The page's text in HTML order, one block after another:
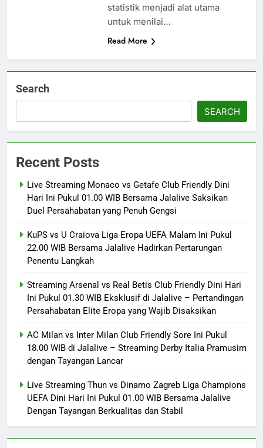
statistik menjadi alat utama
untuk menilai…
Read More
Search
SEARCH
Recent Posts
Live Streaming Monaco vs Getafe Club Friendly Dini
Hari Ini Pukul 01.00 WIB Bersama Jalalive Saksikan
Duel Persahabatan yang Penuh Gengsi
KuPS vs U Craiova Liga Eropa UEFA Malam Ini Pukul
22.00 WIB Bersama Jalalive Hadirkan Pertarungan
Penentu Langkah
Streaming Arsenal vs Real Betis Club Friendly Dini Hari
Ini Pukul 01.30 WIB Eksklusif di Jalalive – Pertandingan
Persahabatan Elite Eropa yang Wajib Disaksikan
AC Milan vs Inter Milan Club Friendly Sore Ini Pukul
18.00 WIB di Jalalive – Streaming Derby Italia Pramusim
dengan Tayangan Lancar
Live Streaming Thun vs Dinamo Zagreb Liga Champions
UEFA Dini Hari Ini Pukul 01.00 WIB Bersama Jalalive
Dengan Tayangan Berkualitas dan Stabil